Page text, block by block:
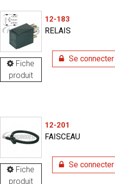
Fiche
produit
12-183
RELAIS
Se
Fiche
produit
12-201
FAISCEAU
Se